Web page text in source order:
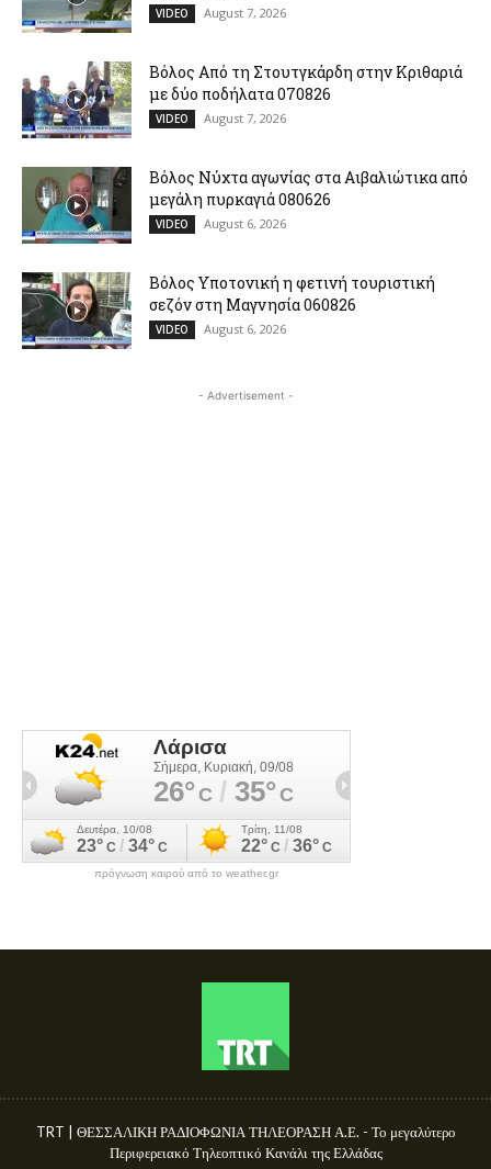
VIDEO August 7, 2026
Βόλος Από τη Στουτγκάρδη στην Κριθαριά
με δύο ποδήλατα 070826
VIDEO August 7, 2026
Βόλος Νύχτα αγωνίας στα Αιβαλιώτικα από
μεγάλη πυρκαγιά 080626
VIDEO August 6, 2026
Βόλος Υποτονική η φετινή τουριστική
σεζόν στη Μαγνησία 060826
VIDEO August 6, 2026
- Advertisement -
πρόγνωση καιρού από το weather.gr
TRT | ΘΕΣΣΑΛΙΚΗ ΡΑΔΙΟΦΩΝΙΑ ΤΗΛΕΟΡΑΣΗ Α.Ε. - Το μεγαλύτερο
Περιφερειακό Τηλεοπτικό Κανάλι της Ελλάδας